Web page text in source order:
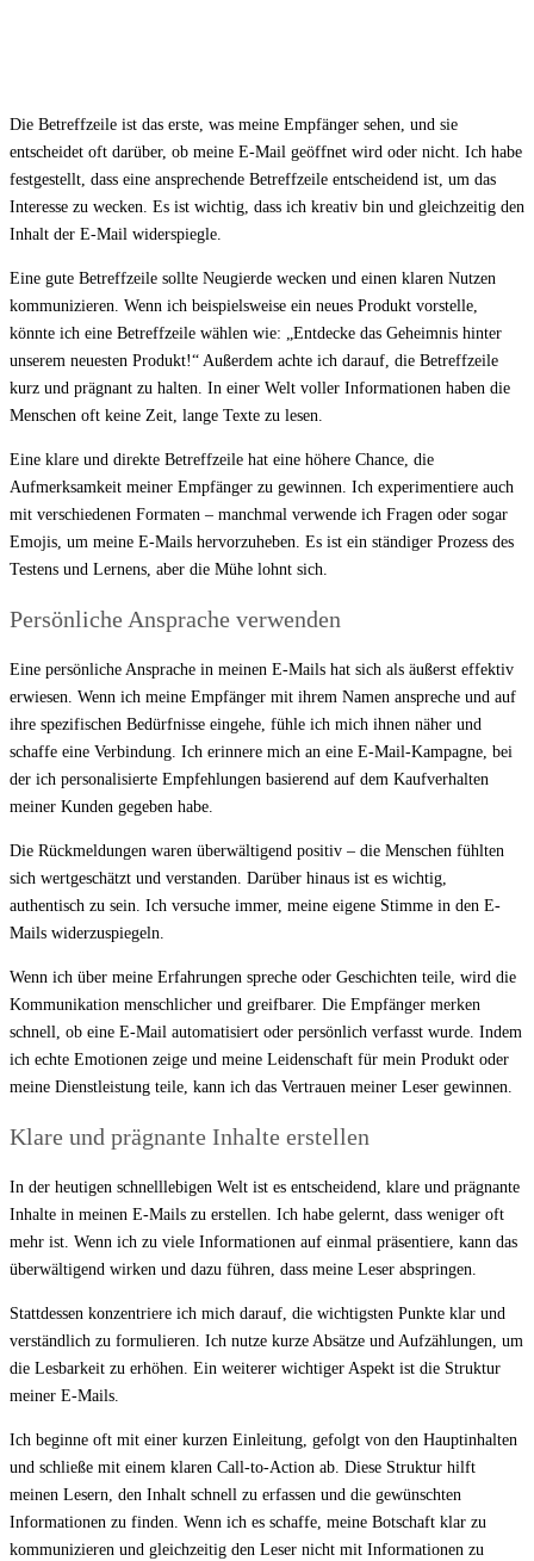
Die Betreffzeile ist das erste, was meine Empfänger sehen, und sie
entscheidet oft darüber, ob meine E-Mail geöffnet wird oder nicht. Ich habe
festgestellt, dass eine ansprechende Betreffzeile entscheidend ist, um das
Interesse zu wecken. Es ist wichtig, dass ich kreativ bin und gleichzeitig den
Inhalt der E-Mail widerspiegle.
Eine gute Betreffzeile sollte Neugierde wecken und einen klaren Nutzen
kommunizieren. Wenn ich beispielsweise ein neues Produkt vorstelle,
könnte ich eine Betreffzeile wählen wie: „Entdecke das Geheimnis hinter
unserem neuesten Produkt!“ Außerdem achte ich darauf, die Betreffzeile
kurz und prägnant zu halten. In einer Welt voller Informationen haben die
Menschen oft keine Zeit, lange Texte zu lesen.
Eine klare und direkte Betreffzeile hat eine höhere Chance, die
Aufmerksamkeit meiner Empfänger zu gewinnen. Ich experimentiere auch
mit verschiedenen Formaten – manchmal verwende ich Fragen oder sogar
Emojis, um meine E-Mails hervorzuheben. Es ist ein ständiger Prozess des
Testens und Lernens, aber die Mühe lohnt sich.
Persönliche Ansprache verwenden
Eine persönliche Ansprache in meinen E-Mails hat sich als äußerst effektiv
erwiesen. Wenn ich meine Empfänger mit ihrem Namen anspreche und auf
ihre spezifischen Bedürfnisse eingehe, fühle ich mich ihnen näher und
schaffe eine Verbindung. Ich erinnere mich an eine E-Mail-Kampagne, bei
der ich personalisierte Empfehlungen basierend auf dem Kaufverhalten
meiner Kunden gegeben habe.
Die Rückmeldungen waren überwältigend positiv – die Menschen fühlten
sich wertgeschätzt und verstanden. Darüber hinaus ist es wichtig,
authentisch zu sein. Ich versuche immer, meine eigene Stimme in den E-
Mails widerzuspiegeln.
Wenn ich über meine Erfahrungen spreche oder Geschichten teile, wird die
Kommunikation menschlicher und greifbarer. Die Empfänger merken
schnell, ob eine E-Mail automatisiert oder persönlich verfasst wurde. Indem
ich echte Emotionen zeige und meine Leidenschaft für mein Produkt oder
meine Dienstleistung teile, kann ich das Vertrauen meiner Leser gewinnen.
Klare und prägnante Inhalte erstellen
In der heutigen schnelllebigen Welt ist es entscheidend, klare und prägnante
Inhalte in meinen E-Mails zu erstellen. Ich habe gelernt, dass weniger oft
mehr ist. Wenn ich zu viele Informationen auf einmal präsentiere, kann das
überwältigend wirken und dazu führen, dass meine Leser abspringen.
Stattdessen konzentriere ich mich darauf, die wichtigsten Punkte klar und
verständlich zu formulieren. Ich nutze kurze Absätze und Aufzählungen, um
die Lesbarkeit zu erhöhen. Ein weiterer wichtiger Aspekt ist die Struktur
meiner E-Mails.
Ich beginne oft mit einer kurzen Einleitung, gefolgt von den Hauptinhalten
und schließe mit einem klaren Call-to-Action ab. Diese Struktur hilft
meinen Lesern, den Inhalt schnell zu erfassen und die gewünschten
Informationen zu finden. Wenn ich es schaffe, meine Botschaft klar zu
kommunizieren und gleichzeitig den Leser nicht mit Informationen zu